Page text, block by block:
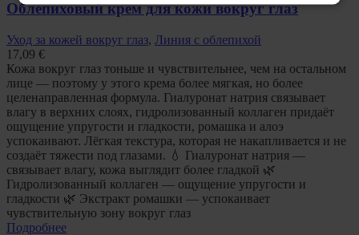
Облепиховый крем для кожи вокруг глаз
Уход за кожей вокруг глаз, Линия с облепихой
17,09 €
Кожа вокруг глаз тоньше и чувствительнее, чем на остальном
лице — поэтому у этого крема более мягкая, но более
целенаправленная формула. Гиалуронат натрия связывает
влагу в верхних слоях, гидролизованный коллаген придаёт
ощущение упругости и гладкости, ромашка и алоэ
успокаивают. Лёгкая текстура, которая не накапливается и не
создаёт тяжести под глазами. 💧 Гиалуронат натрия —
связывает влагу, кожа выглядит более гладкой 🌿
Гидролизованный коллаген — ощущение упругости и
гладкости 🌿 Экстракт ромашки — успокаивает
чувствительную зону вокруг глаз
Подробнее